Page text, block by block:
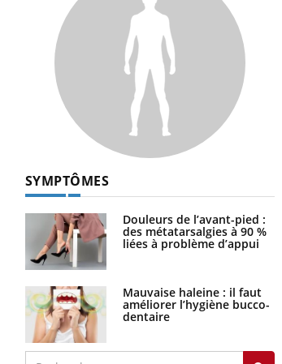
SYMPTÔMES
Douleurs de l’avant-pied :
des métatarsalgies à 90 %
liées à problème d’appui
Mauvaise haleine : il faut
améliorer l’hygiène bucco-
dentaire